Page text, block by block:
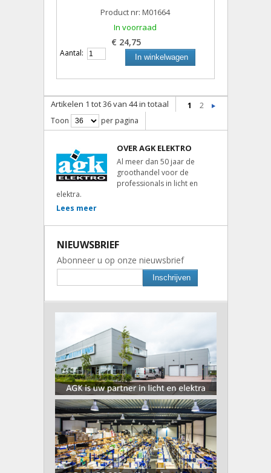
Product nr: M01664
In voorraad
€ 24,75
Aantal: In winkelwagen
Artikelen 1 tot 36 van 44 in totaal
Toon per pagina
1 2
OVER AGK ELEKTRO
Al meer dan 50 jaar de
groothandel voor de
professionals in licht en
elektra.
Lees meer
NIEUWSBRIEF
Abonneer u op onze nieuwsbrief
Inschrijven